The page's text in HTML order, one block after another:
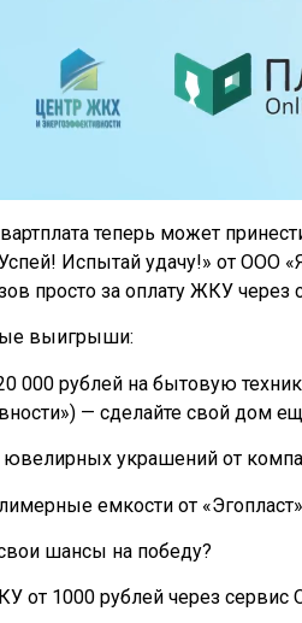
теперь может
Испытай удачу!» от ООО
просто за оплату ЖКУ через
выигрыши:
000 рублей на бытовую
— сделайте свой дом
украшений от
емкости от
шансы на победу?
от 1000 рублей через